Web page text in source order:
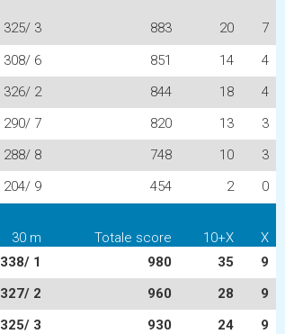
325/ 3 883 20
7
308/ 6 851 14
4
326/ 2 844 18
4
290/ 7 820 13
3
288/ 8 748 10
3
204/ 9 454 2 0
30 m Totale score 10+X
X
338/ 1 980 35
9
327/ 2 960 28
9
325/ 3 930 24 9